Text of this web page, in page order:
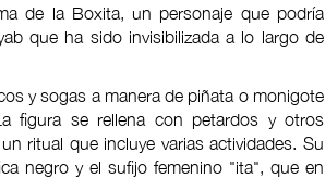
de la Boxita, un personaje que podría
que ha sido invisibilizada a lo largo de
y sogas a manera de piñata o monigote
figura se rellena con petardos y otros
ritual que incluye varias actividades. Su
negro y el sufijo femenino "ita", que en